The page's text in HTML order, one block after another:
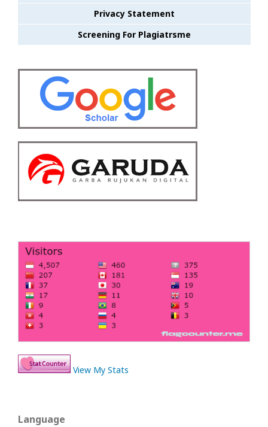
Privacy Statement
Screening For Plagiatrsme
View My Stats
Language